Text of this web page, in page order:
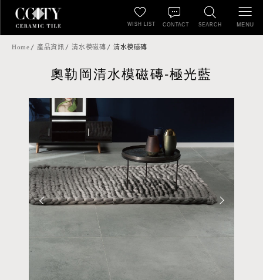
SEARCH
WISH LIST CONTACT MENU
Home 產品資訊 清水模磁磚 清水模磁磚
奧勒岡清水模磁磚-極光藍